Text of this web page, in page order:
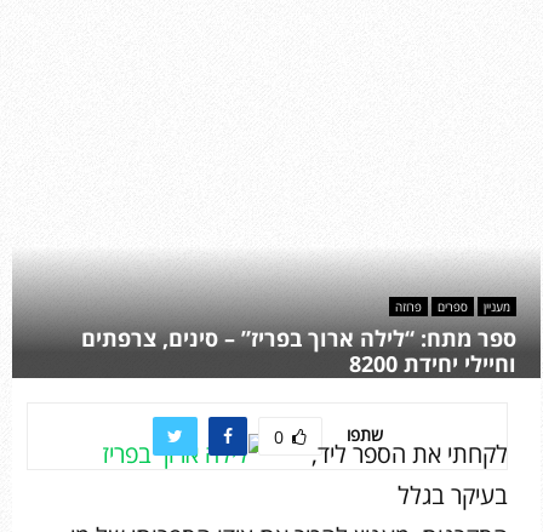
מעניין ספרים פרוזה
ספר מתח: “לילה ארוך בפריז” – סינים, צרפתים
וחיילי יחידת 8200
שתפו 0
לקחתי את הספר ליד,
בעיקר בגלל